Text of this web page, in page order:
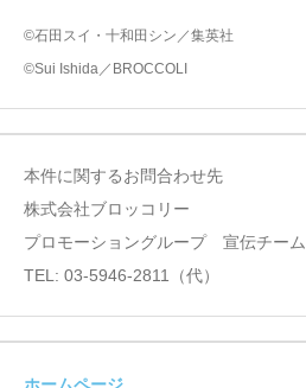
©石田スイ・十和田シン／集英社
©Sui Ishida／BROCCOLI
本件に関するお問合わせ先
株式会社ブロッコリー
プロモーショングループ 宣伝チーム
TEL: 03-5946-2811（代）